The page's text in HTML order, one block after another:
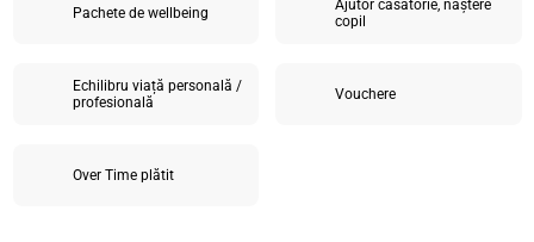
Pachete de wellbeing
Ajutor căsătorie, naștere
copil
Echilibru viață personală /
profesională
Vouchere
Over Time plătit